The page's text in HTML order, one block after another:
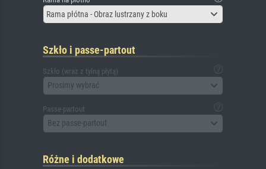
Rama płótna - Obraz lustrzany z boku
Szkło i passe-partout
Szkło (wraz z tylną płytą)
Prosimy wybrać
Passe-partout
Bez passe-partout
Różne i dodatkowe